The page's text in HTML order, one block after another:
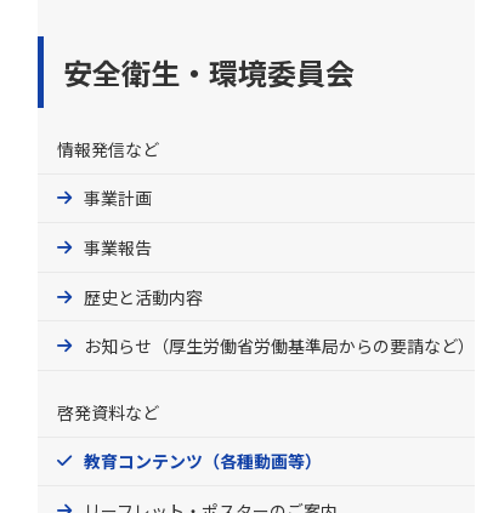
安全衛生・環境委員会
情報発信など
事業計画
事業報告
歴史と活動内容
お知らせ（厚生労働省労働基準局からの要請など）
啓発資料など
教育コンテンツ（各種動画等）